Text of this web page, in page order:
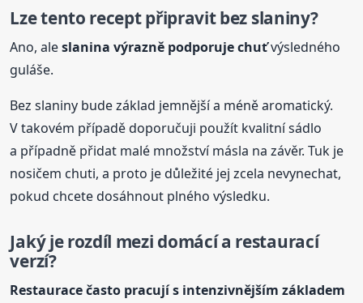
Lze tento receptpřipravit bez slaniny?
Ano, aleslanina výrazně podporuje chuťvýsledného
guláše.
Bez slaniny bude základ jemnější a méně aromatický.
V takovém případě doporučuji použít kvalitní sádlo
a případně přidat malé množství másla na závěr. Tuk je
nosičem chuti, a proto je důležité jej zcela nevynechat,
pokud chcete dosáhnout plného výsledku.
Jaký je rozdíl mezi domácí a restaurací
verzí?
Restaurace často pracují s intenzivnějším základem